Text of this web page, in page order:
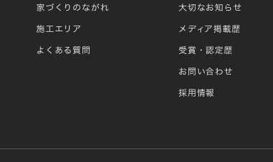
家づくりのながれ
施工エリア
よくある質問
大切なお知らせ
メディア掲載歴
受賞・認定歴
お問い合わせ
採用情報